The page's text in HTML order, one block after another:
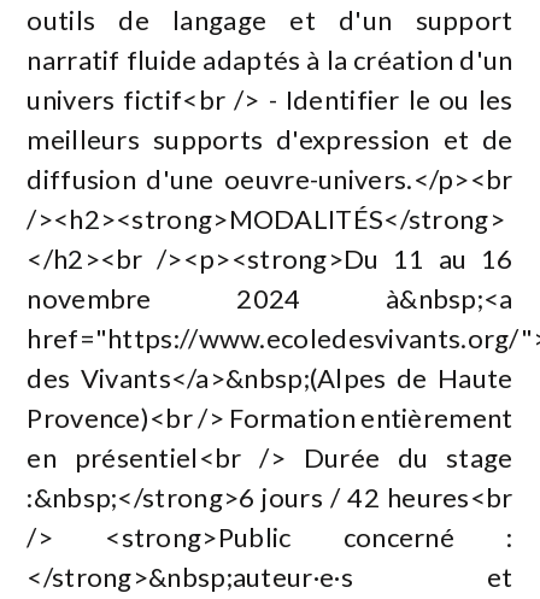
outils de langage et d'un support
narratif fluide adaptés à la création d'un
univers fictif<br /> - Identifier le ou les
meilleurs supports d'expression et de
diffusion d'une oeuvre-univers.</p><br
/><h2><strong>MODALITÉS</strong>
</h2><br /><p><strong>Du 11 au 16
novembre 2024 à&nbsp;<a
href="https://www.ecoledesvivants.org/
des Vivants</a>&nbsp;(Alpes de Haute
Provence)<br /> Formation entièrement
en présentiel<br /> Durée du stage
:&nbsp;</strong>6 jours / 42 heures<br
/> <strong>Public concerné :
</strong>&nbsp;auteur·e·s et